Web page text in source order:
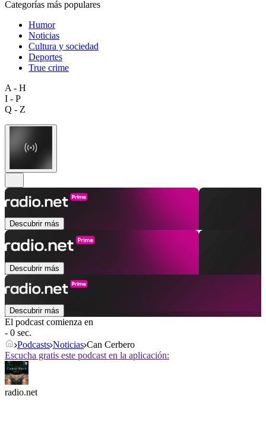
Categorías más populares
Humor
Noticias
Cultura y sociedad
Deportes
True crime
A - H
I - P
Q - Z
Descubrir más
Descubrir más
Descubrir más
El podcast comienza en
- 0 sec.
Podcasts Noticias Can Cerbero
Escucha gratis este podcast en la aplicación:
radio.net